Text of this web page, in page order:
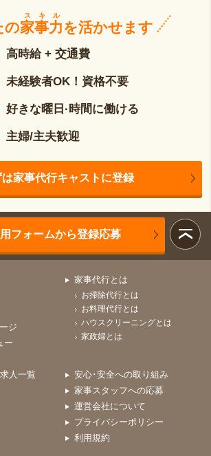
の家事力
スキル
を活かせます
高時給 + 交通費
未経験者OK！資格不要
好きな曜日·時間に働ける
主婦/主夫歓迎
は家事代行キャストに登録
フォームから登録応募
ジ
ー
家事代行とは
お掃除代行とは
お料理代行とは
ハウスクリーニングとは
家政婦とは
人一覧
安心･安全への取り組み
家事スタッフへの応募
運営会社について
プライバシーポリシー
利用規約